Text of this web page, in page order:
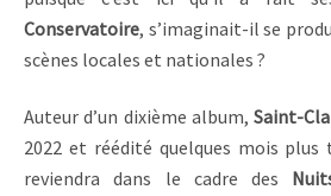
Conservatoire, s’imaginait-il se
scènes locales et nationales ?
Auteur d’un dixième album,Saint-
2022 et réédité quelques mois
reviendra dans le cadre des